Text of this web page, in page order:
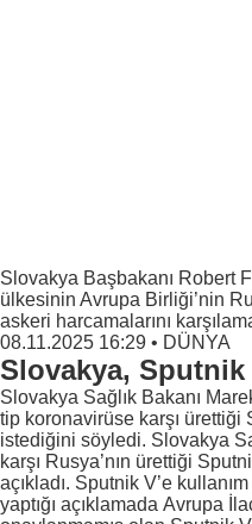
Slovakya Başbakanı Robert
ülkesinin Avrupa Birliği’nin
askeri harcamalarını
08.11.2025 16:29 • DÜNYA
Slovakya,
Slovakya Sağlık Bakanı
tip koronavirüse karşı ürettiği
istediğini söyledi. Slovakya
karşı Rusya’nın ürettiği
açıkladı. Sputnik V’e
yaptığı açıklamada Avrupa